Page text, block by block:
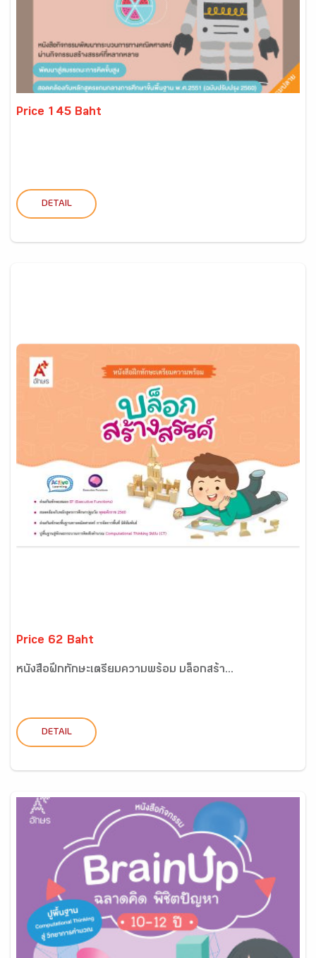
Price 145 Baht
DETAIL
Price 62 Baht
หนังสือฝึกทักษะเตรียมความพร้อม บล็อกสร้า...
DETAIL